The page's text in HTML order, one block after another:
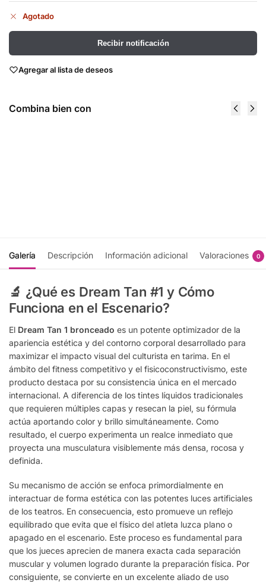
Agotado
Recibir notificación
Agregar al lista de deseos
Combina bien con
Galería Descripción Información adicional Valoraciones 0
🔬 ¿Qué es Dream Tan #1 y Cómo
Funciona en el Escenario?
El Dream Tan 1 bronceado es un potente optimizador de la
apariencia estética y del contorno corporal desarrollado para
maximizar el impacto visual del culturista en tarima. En el
ámbito del fitness competitivo y el fisicoconstructivismo, este
producto destaca por su consistencia única en el mercado
internacional. A diferencia de los tintes líquidos tradicionales
que requieren múltiples capas y resecan la piel, su fórmula
actúa aportando color y brillo simultáneamente. Como
resultado, el cuerpo experimenta un realce inmediato que
proyecta una musculatura visiblemente más densa, rocosa y
definida.
Su mecanismo de acción se enfoca primordialmente en
interactuar de forma estética con las potentes luces artificiales
de los teatros. En consecuencia, esto promueve un reflejo
equilibrado que evita que el físico del atleta luzca plano o
apagado en el escenario. Este proceso es fundamental para
que los jueces aprecien de manera exacta cada separación
muscular y volumen logrado durante la preparación física. Por
consiguiente, se convierte en un excelente aliado de uso